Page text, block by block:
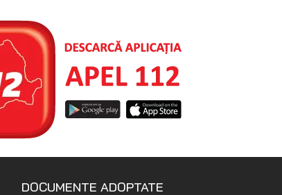
DOCUMENTE ADOPTATE